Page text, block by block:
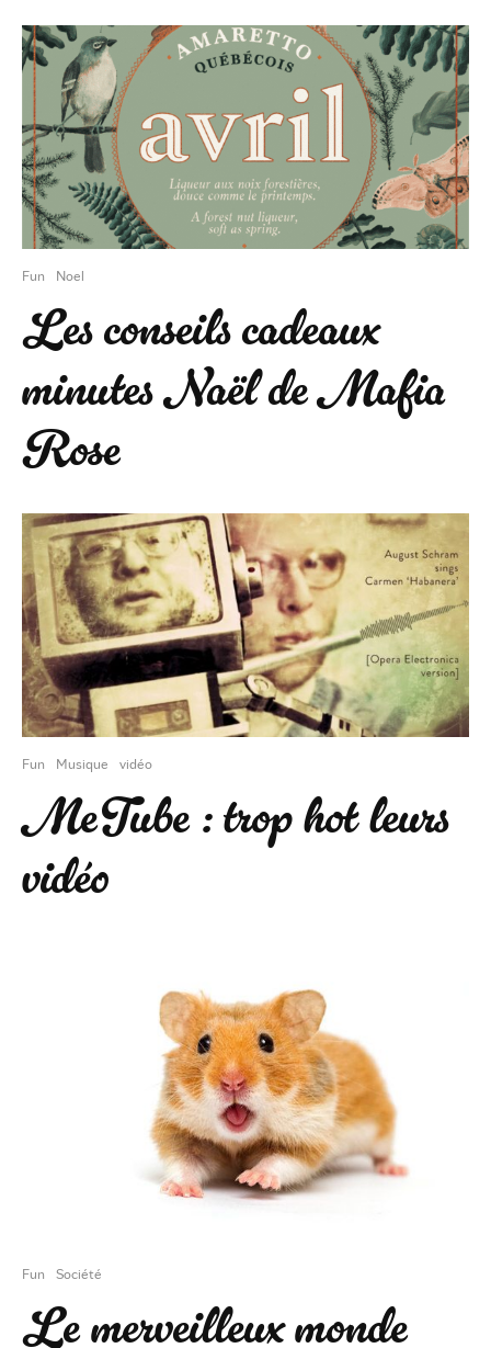
Fun Noel
Les conseils cadeaux
minutes Naël de Mafia
Rose
Fun Musique vidéo
MeTube : trop hot leurs
vidéo
Fun Société
Le merveilleux monde